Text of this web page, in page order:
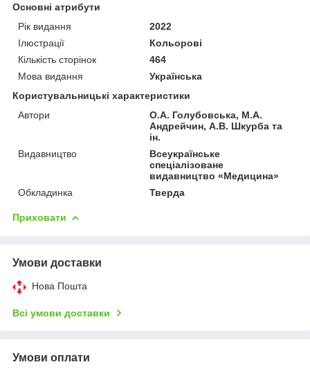
Основні атрибути
Рік видання
2022
Ілюстрації
Кольорові
Кількість сторінок
464
Мова видання
Українська
Користувальницькі характеристики
Автори
О.А. Голубовська, М.А.
Андрейчин, А.В. Шкурба та
ін.
Видавництво
Всеукраїнське
спеціалізоване
видавництво «Медицина»
Обкладинка
Тверда
Приховати
Умови доставки
Нова Пошта
Всі умови доставки
Умови оплати